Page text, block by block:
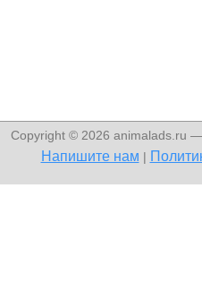
Copyright © 2026 animalads.ru
Напишите нам